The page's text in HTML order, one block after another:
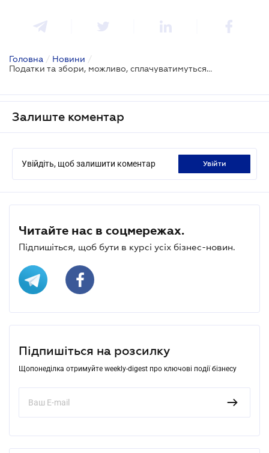
Головна / Новини /
Податки та збори, можливо, сплачуватимуться на єдиний рахунок
Залиште коментар
Увійдіть, щоб залишити коментар увійти
Читайте нас в соцмережах.
Підпишіться, щоб бути в курсі усіх бізнес-новин.
Підпишіться на розсилку
Щопонеділка отримуйте weekly-digest про ключові події бізнесу